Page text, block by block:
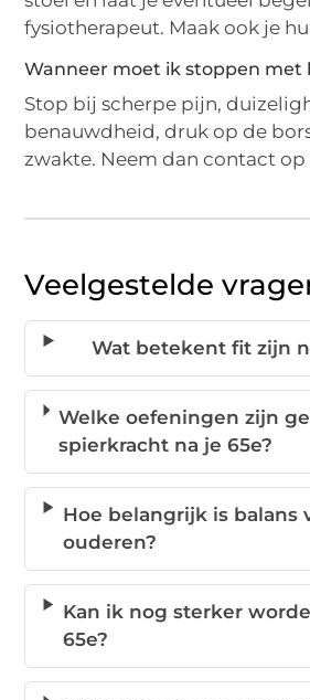
fysiotherapeut. Maak ook je
Wanneer moet ik stoppen met
Stop bij scherpe pijn,
benauwdheid, druk op de
zwakte. Neem dan contact op
Veelgestelde
Wat betekent fit zijn
Welke oefeningen zijn
spierkracht na je 65e?
Hoe belangrijk is balans
ouderen?
Kan ik nog sterker
65e?